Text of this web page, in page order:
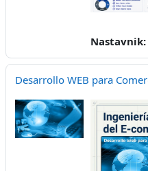
Nastavnik:
Desarrollo WEB para